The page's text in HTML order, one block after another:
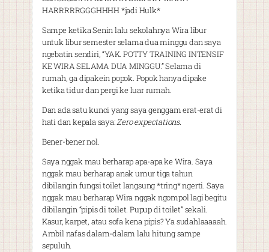
HARRRRRGGGHHHH *jadi Hulk*
Sampe ketika Senin lalu sekolahnya Wira libur
untuk libur semester selama dua minggu dan saya
ngebatin sendiri, “YAK. POTTY TRAINING INTENSIF
KE WIRA SELAMA DUA MINGGU.” Selama di
rumah, ga dipakein popok. Popok hanya dipake
ketika tidur dan pergi ke luar rumah.
Dan ada satu kunci yang saya genggam erat-erat di
hati dan kepala saya:Zero expectations.
Bener-bener nol.
Saya nggak mau berharap apa-apa ke Wira. Saya
nggak mau berharap anak umur tiga tahun
dibilangin fungsi toilet langsung *tring* ngerti. Saya
nggak mau berharap Wira nggak ngompol lagi begitu
dibilangin “pipis di toilet. Pupup di toilet” sekali.
Kasur, karpet, atau sofa kena pipis? Ya sudahlaaaaah.
Ambil nafas dalam-dalam lalu hitung sampe
sepuluh.